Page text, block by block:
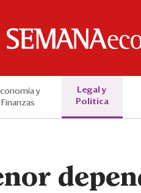
y
Finanzas
Legal y
Política